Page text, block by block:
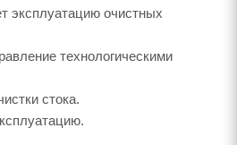
эксплуатацию очистных
технологическими
стока.